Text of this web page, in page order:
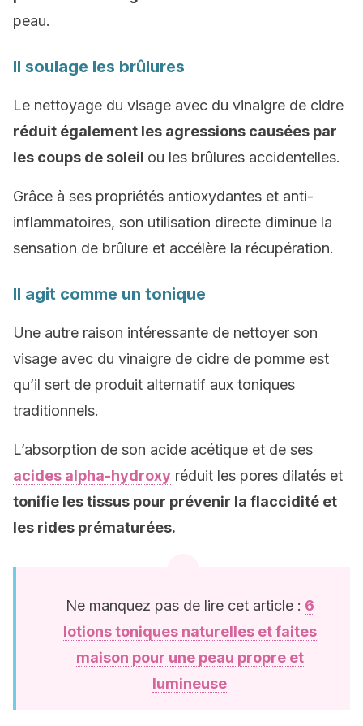
peau.
Il soulage les brûlures
Le nettoyage du visage avec du vinaigre de cidre
réduit également les agressions causées par
les coups de soleil ou les brûlures accidentelles.
Grâce à ses propriétés antioxydantes et anti-
inflammatoires, son utilisation directe diminue la
sensation de brûlure et accélère la récupération.
Il agit comme un tonique
Une autre raison intéressante de nettoyer son
visage avec du vinaigre de cidre de pomme est
qu’il sert de produit alternatif aux toniques
traditionnels.
L’absorption de son acide acétique et de ses
acides alpha-hydroxy réduit les pores dilatés et
tonifie les tissus pour prévenir la flaccidité et
les rides prématurées.
Ne manquez pas de lire cet article : 6
lotions toniques naturelles et faites
maison pour une peau propre et
lumineuse